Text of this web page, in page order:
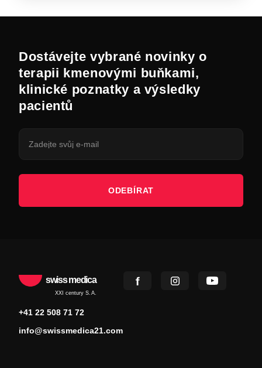
Dostávejte vybrané novinky o
terapii kmenovými buňkami,
klinické poznatky a výsledky
pacientů
ODEBÍRAT
swiss medica
XXI century S.A.
+41 22 508 71 72
info@swissmedica21.com